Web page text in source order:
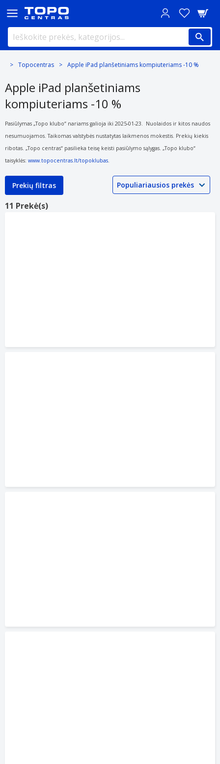
Topocentras Apple iPad planšetiniams kompiuteriams -10 %
Apple iPad planšetiniams
kompiuteriams -10 %
Pasiūlymas „Topo klubo“ nariams galioja iki 2025-01-23. Nuolaidos ir kitos naudos
nesumuojamos. Taikomas valstybės nustatytas laikmenos mokestis. Prekių kiekis
ribotas. „Topo centras“ pasilieka teisę keisti pasiūlymo sąlygas. „Topo klubo“
taisyklės: www.topocentras.lt/topoklubas.
Prekių filtras
11 Prekė(s)